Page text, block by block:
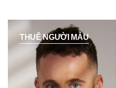
THUÊ NGƯỜI MẪU